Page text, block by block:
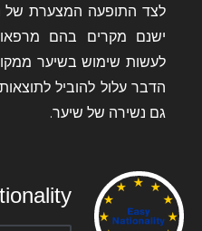
לצד התופעה המצערת של
ישנם מקרים בהם
לעשות שימוש בשיער
הדבר עלול להוביל
גם נשירה של שיער.